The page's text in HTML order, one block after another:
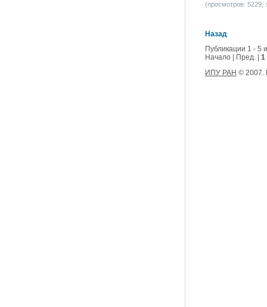
(просмотров: 5229,
Назад
Публикации 1 - 5
Начало | Пред. | 1
ИПУ РАН © 2007.